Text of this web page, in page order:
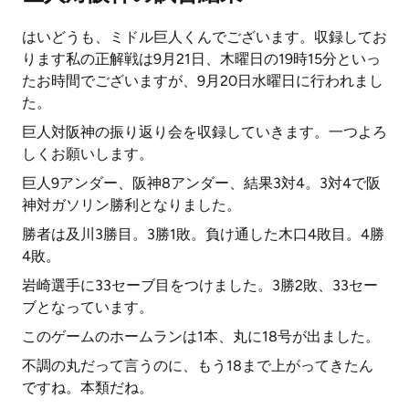
はいどうも、ミドル巨人くんでございます。収録してお
ります私の正解戦は9月21日、木曜日の19時15分といっ
たお時間でございますが、9月20日水曜日に行われまし
た。
巨人対阪神の振り返り会を収録していきます。一つよろ
しくお願いします。
巨人9アンダー、阪神8アンダー、結果3対4。3対4で阪
神対ガソリン勝利となりました。
勝者は及川3勝目。3勝1敗。負け通した木口4敗目。4勝
4敗。
岩崎選手に33セーブ目をつけました。3勝2敗、33セー
ブとなっています。
このゲームのホームランは1本、丸に18号が出ました。
不調の丸だって言うのに、もう18まで上がってきたん
ですね。本類だね。